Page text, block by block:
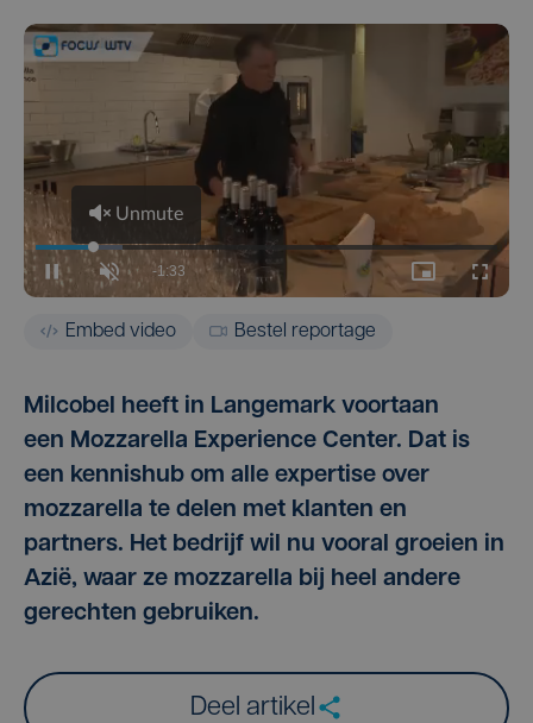
Embed video Bestel reportage
Milcobel heeft in Langemark voortaan
een Mozzarella Experience Center. Dat is
een kennishub om alle expertise over
mozzarella te delen met klanten en
partners. Het bedrijf wil nu vooral groeien in
Azië, waar ze mozzarella bij heel andere
gerechten gebruiken.
Deel artikel